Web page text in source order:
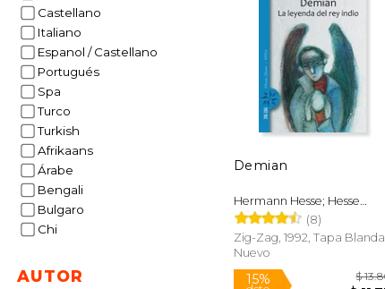
Castellano
Italiano
Espanol / Castellano
Portugués
Spa
Turco
Turkish
Afrikaans
Árabe
Bengali
Bulgaro
Chi
AUTOR
12%
dcto.
Demian
Hermann Hesse; Hesse
Hermann
(8)
Zig-Zag, 1992, Tapa Blanda,
Nuevo